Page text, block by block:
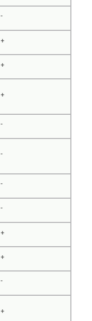
-
+
+
+
-
-
-
-
+
+
-
+